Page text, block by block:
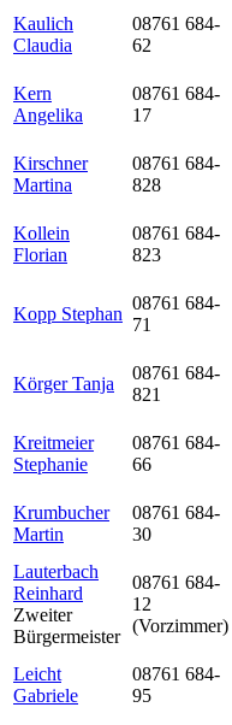
Kaulich
Claudia
08761 684-
62
Kern
Angelika
08761 684-
17
Kirschner
Martina
08761 684-
828
Kollein
Florian
08761 684-
823
Kopp Stephan
08761 684-
71
Körger Tanja
08761 684-
821
Kreitmeier
Stephanie
08761 684-
66
Krumbucher
Martin
08761 684-
30
Lauterbach
Reinhard
Zweiter
Bürgermeister
08761 684-
12
(Vorzimmer)
Leicht
Gabriele
08761 684-
95